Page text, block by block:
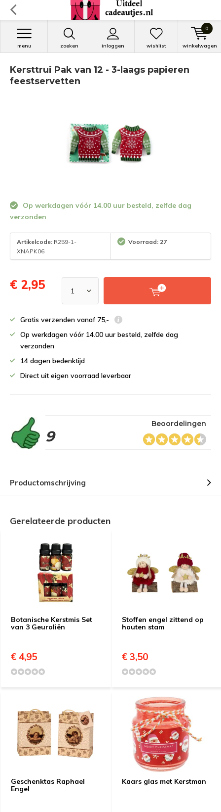
zoeken inloggen
menu wishlist winkelwagen
0
Kersttrui Pak van 12 - 3-laags papieren
feestservetten
Op werkdagen vóór 14.00 uur besteld, zelfde dag
verzonden
Artikelcode: R259-1-
XNAPK06
Voorraad: 27
€ 2,95
Gratis verzenden vanaf 75,-
Op werkdagen vóór 14.00 uur besteld, zelfde dag
verzonden
14 dagen bedenktijd
Direct uit eigen voorraad leverbaar
9
Beoordelingen
Productomschrijving
Gerelateerde producten
Botanische Kerstmis Set
van 3 Geuroliën
€ 4,95
Stoffen engel zittend op
houten stam
€ 3,50
Geschenktas Raphael
Engel
Kaars glas met Kerstman